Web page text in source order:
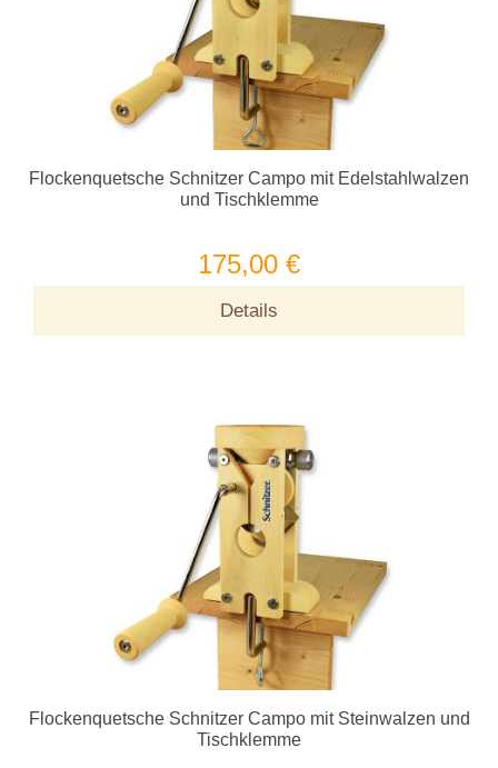
Flockenquetsche Schnitzer Campo mit Edelstahlwalzen
und Tischklemme
175,00 €
Details
Flockenquetsche Schnitzer Campo mit Steinwalzen und
Tischklemme